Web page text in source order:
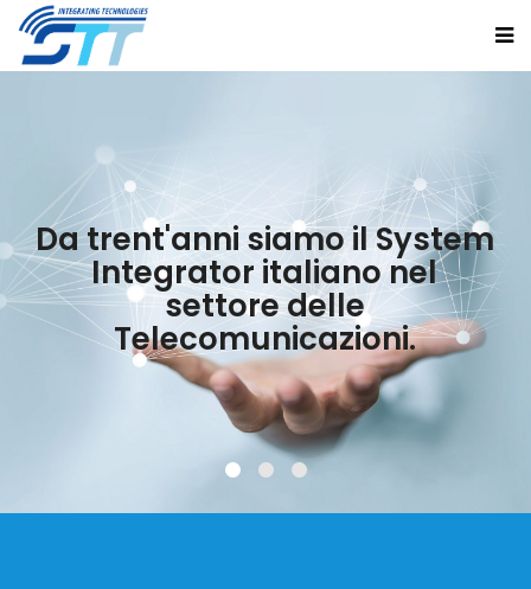
Da trent'anni siamo il System
Integrator italiano nel
settore delle
Telecomunicazioni.